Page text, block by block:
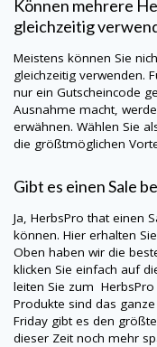
Können mehrere
gleichzeitig
Meistens können Sie
gleichzeitig verwenden.
nur ein Gutscheincode
Ausnahme macht,
erwähnen. Wählen Sie
die größtmöglichen
Gibt es einen Sale
Ja, HerbsProthat einen
können. Hier erhalten
Oben haben wir die
klicken Sie einfach auf
leiten Sie zum HerbsPro
Produkte sind das
Friday gibt es den
dieser Zeit noch mehr